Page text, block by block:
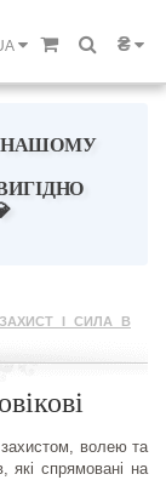
₴
НАШОМУ
І СИЛА В
захистом, волею та
які спрямовані на